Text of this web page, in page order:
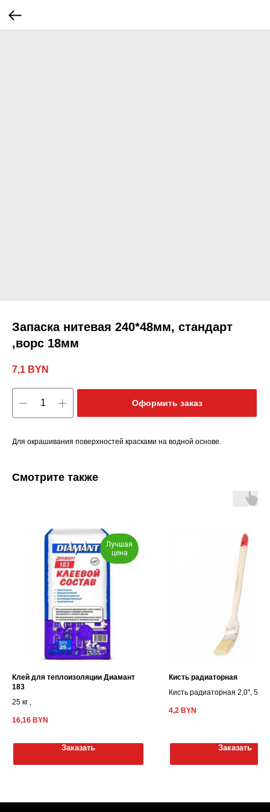
Запаска нитевая 240*48мм, стандарт
,ворс 18мм
7,1 BYN
Оформить заказ
Для окрашивания поверхностей красками на водной основе.
Смотрите также
Лучшая
цена
Клей для теплоизоляции Диамант
183
25 кг ,
16,16 BYN
Заказать
Кисть радиаторная
Кисть радиаторная 2,0",
4,2 BYN
Заказать